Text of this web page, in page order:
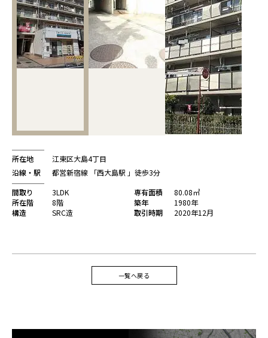
所在地
江東区大島4丁目
沿線・駅
都営新宿線 「西大島駅 」徒歩3分
間取り
3LDK 専有面積
80.08㎡
所在階
8階 築年
1980年
構造
SRC造 取引時期 2020年12月
一覧へ戻る